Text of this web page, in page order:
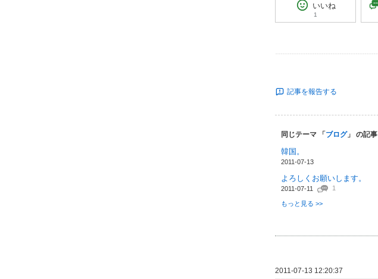
いいね
1
記事を報告する
同じテーマ 「 ブログ」 の記事
韓国。
2011-07-13
よろしくお願いします。
2011-07-11 1
もっと見る >>
2011-07-13 12:20:37